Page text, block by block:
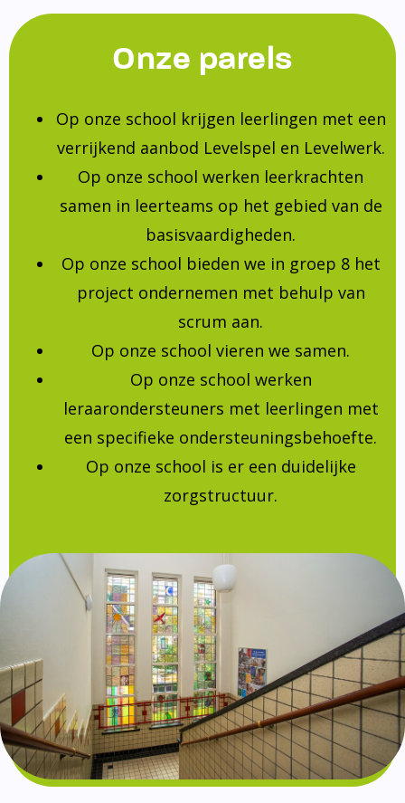
Onze parels
Op onze school krijgen leerlingen met een
verrijkend aanbod Levelspel en Levelwerk.
Op onze school werken leerkrachten
samen in leerteams op het gebied van de
basisvaardigheden.
Op onze school bieden we in groep 8 het
project ondernemen met behulp van
scrum aan.
Op onze school vieren we samen.
Op onze school werken
leraarondersteuners met leerlingen met
een specifieke ondersteuningsbehoefte.
Op onze school is er een duidelijke
zorgstructuur.